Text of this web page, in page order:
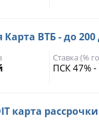
Карта ВТБ - до
Ставка (%
ПСК 47% -
карта